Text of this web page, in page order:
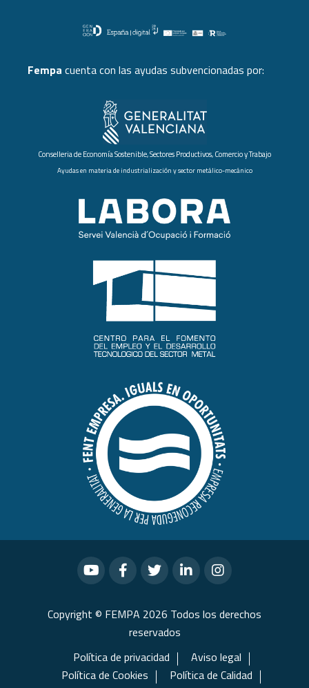
Fempa cuenta con las ayudas subvencionadas por:
Conselleria de Economía Sostenible, Sectores Productivos, Comercio y Trabajo
Ayudas en materia de industrialización y sector metálico-mecánico
Copyright © FEMPA 2026 Todos los derechos
reservados
Política de privacidad
Aviso legal
Política de Cookies
Política de Calidad